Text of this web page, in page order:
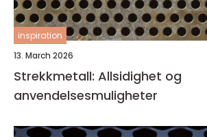
inspiration
13. March 2026
Strekkmetall: Allsidighet og
anvendelsesmuligheter